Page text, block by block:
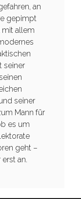
an
gepimpt
mit allem
seiner
seiner
Mann für
es um
geht –
an.